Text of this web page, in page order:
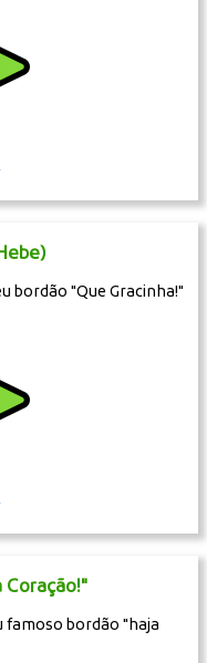
bordão "Que Gracinha!"
Coração!"
famoso bordão "haja